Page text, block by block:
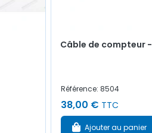
Câble de compteur -
Référence: 8504
38,00 € TTC
Ajouter au panier